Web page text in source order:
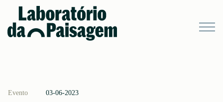
Evento 03-06-2023